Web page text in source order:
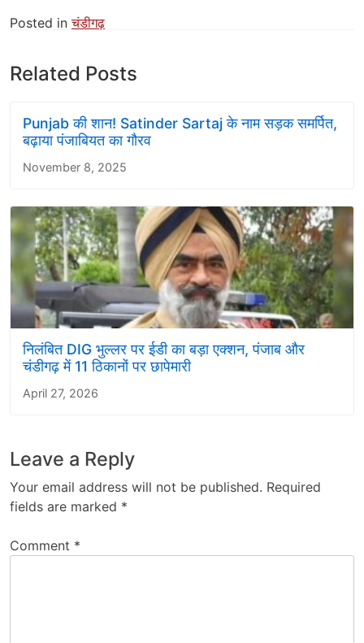
Posted inचंडीगढ़
Related Posts
Punjab की शान! Satinder Sartaj के नाम सड़क समर्पित,
बढ़ाया पंजाबियत का गौरव
November 8, 2025
निलंबित DIG भुल्लर पर ईडी का बड़ा एक्शन, पंजाब और
चंडीगढ़ में 11 ठिकानों पर छापेमारी
April 27, 2026
Leave a Reply
Your email address will not be published. Required
fields are marked *
Comment *